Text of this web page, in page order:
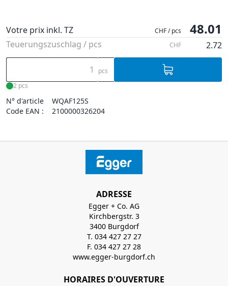
Votre prix inkl. TZ CHF / pcs 48.01
Teuerungszuschlag / pcs CHF 2.72
pcs
2 pcs
N° d'article
WQAF125S
Code EAN :
2100000326204
ADRESSE
Egger + Co. AG
Kirchbergstr. 3
3400 Burgdorf
T. 034 427 27 27
F. 034 427 27 28
www.egger-burgdorf.ch
HORAIRES D'OUVERTURE